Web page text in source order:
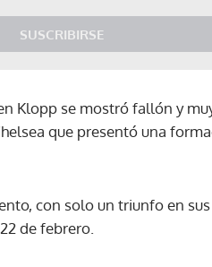
SUSCRIBIRSE
Klopp se mostró fallón y
que presentó una
con solo un triunfo en
de febrero.